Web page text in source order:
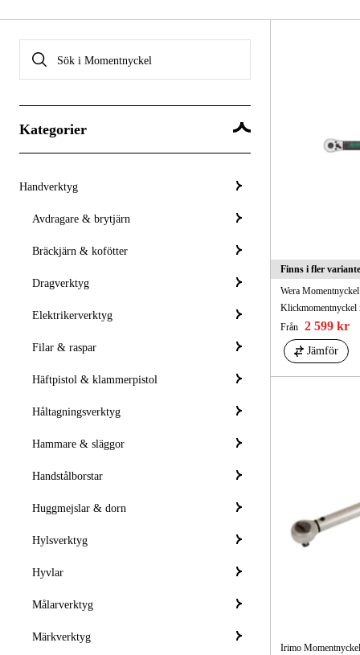
Kategorier
Handverktyg
Avdragare & brytjärn
Bräckjärn & kofötter
Dragverktyg
Elektrikerverktyg
Filar & raspar
Häftpistol & klammerpistol
Håltagningsverktyg
Hammare & släggor
Handstålborstar
Huggmejslar & dorn
Hylsverktyg
Hyvlar
Målarverktyg
Märkverktyg
Finns i fler
Wera
Klickmomentnyckel
Från
2 599 kr
Jämför
Irimo